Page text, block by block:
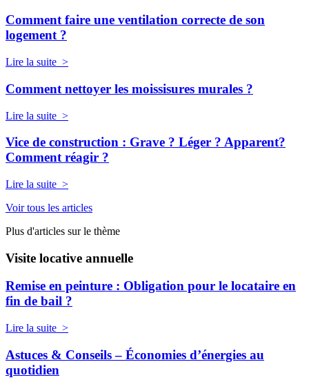
Comment faire une ventilation correcte de son
logement ?
Lire la suite >
Comment nettoyer les moissisures murales ?
Lire la suite >
Vice de construction : Grave ? Léger ? Apparent?
Comment réagir ?
Lire la suite >
Voir tous les articles
Plus d'articles sur le thème
Visite locative annuelle
Remise en peinture : Obligation pour le locataire en
fin de bail ?
Lire la suite >
Astuces & Conseils – Économies d’énergies au
quotidien